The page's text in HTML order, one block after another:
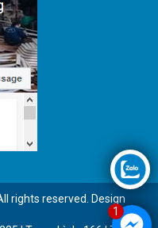
rights reserved. Design
1